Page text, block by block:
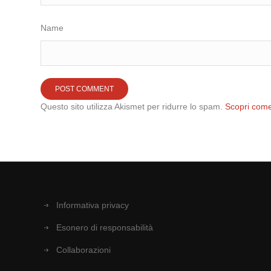
Name
Questo sito utilizza Akismet per ridurre lo spam.Scopri
Informativa privacy
Esonero di responsabilità
Collaborazioni